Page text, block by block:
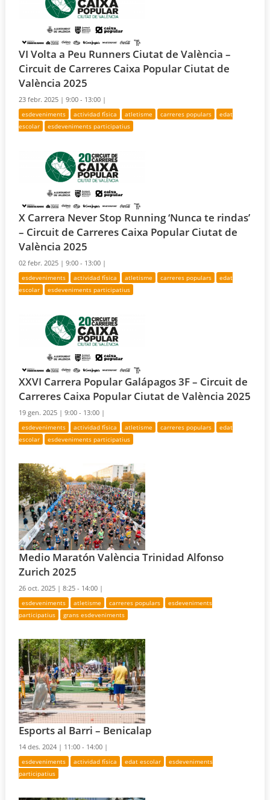
VI Volta a Peu Runners Ciutat de València –
Circuit de Carreres Caixa Popular Ciutat de
València 2025
23 febr. 2025 |9:00 - 13:00 |
esdeveniments actividad física atletisme carreres populars
edat
escolar
esdeveniments participatius
X Carrera Never Stop Running ‘Nunca te rindas’
– Circuit de Carreres Caixa Popular Ciutat de
València 2025
02 febr. 2025 |9:00 - 13:00 |
esdeveniments actividad física atletisme carreres populars
edat
escolar
esdeveniments participatius
XXVI Carrera Popular Galápagos 3F – Circuit de
Carreres Caixa Popular Ciutat de València 2025
19 gen. 2025 |9:00 - 13:00 |
esdeveniments actividad física atletisme carreres populars
edat
escolar
esdeveniments participatius
Medio Maratón València Trinidad Alfonso
Zurich 2025
26 oct. 2025 |8:25 - 14:00 |
esdeveniments atletisme carreres populars
esdeveniments
participatius
grans esdeveniments
Esports al Barri – Benicalap
14 des. 2024 | 11:00 - 14:00 |
esdeveniments actividad física edat escolar
esdeveniments
participatius